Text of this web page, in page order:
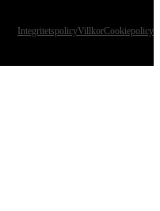
IntegritetspolicyVillkorCookiepolicy